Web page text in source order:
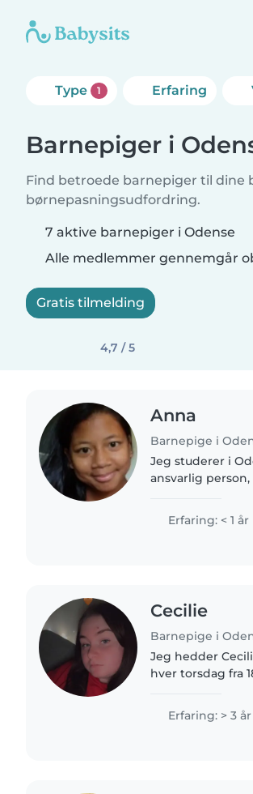
Type 1 Erfaring
Barnepiger i
Find betroede barnepiger til dine
børnepasningsudfordring.
7 aktive barnepiger i Odense
Alle medlemmer gennemgår
Gratis tilmelding
4,7 / 5
Anna
Barnepige i
Jeg studerer i Odense på HF.
ansvarlig
yngre kusiner,
Erfaring: < 1 år
Cecilie
Barnepige i
Jeg hedder
hver torsdag fra
Erfaring: > 3 år